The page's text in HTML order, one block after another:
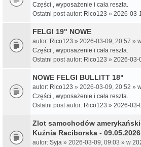
Części , wyposażenie i cała reszta.
Ostatni post autor: Rico123 » 2026-03-
FELGI 19" NOWE
autor: Rico123 » 2026-03-09, 20:57 »
Części , wyposażenie i cała reszta.
Ostatni post autor: Rico123 » 2026-03-
NOWE FELGI BULLITT 18"
autor: Rico123 » 2026-03-09, 20:52 »
Części , wyposażenie i cała reszta.
Ostatni post autor: Rico123 » 2026-03-
Zlot samochodów
Kuźnia Raciborska - 09.05.2026
autor: Syja » 2026-03-09, 09:03 » w